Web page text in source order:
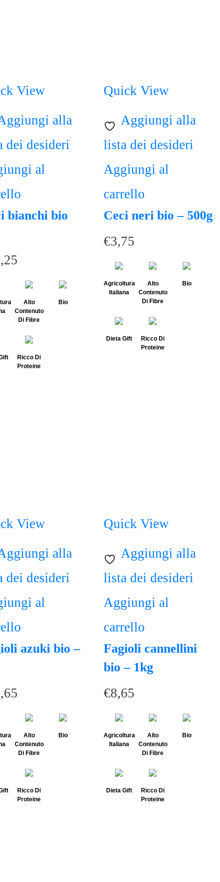
View
alla
dei desideri
al
bianchi bio
Alto
Contenuto
Di Fibre
Bio
Ricco Di
Proteine
Quick View
Aggiungi alla
lista dei desideri
Aggiungi al
carrello
Ceci neri bio – 500g
€3,75
Agricoltura
Italiana
Alto
Contenuto
Di Fibre
Bio
Dieta Gift
Ricco Di
Proteine
View
alla
dei desideri
al
azuki bio –
Alto
Contenuto
Di Fibre
Bio
Ricco Di
Proteine
Quick View
Aggiungi alla
lista dei desideri
Aggiungi al
carrello
Fagioli cannellini
bio – 1kg
€8,65
Agricoltura
Italiana
Alto
Contenuto
Di Fibre
Bio
Dieta Gift
Ricco Di
Proteine